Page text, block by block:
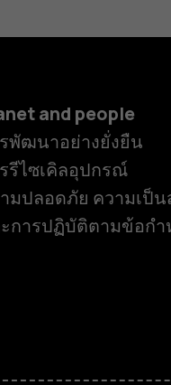
and people
พัฒนาอย่างยั่งยืน
รีไซเคิลอุปกรณ์
มปลอดภัย ความเป็
การปฏิบัติตามข้อก